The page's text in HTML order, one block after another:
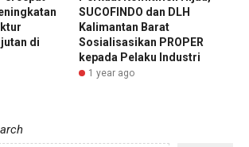
di
SUCOFINDO dan DLH
Kalimantan Barat
Sosialisasikan PROPER
kepada Pelaku Industri
1 year ago